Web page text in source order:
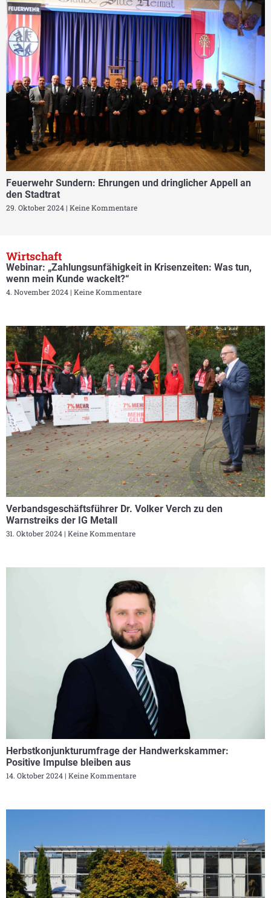
Feuerwehr Sundern: Ehrungen und dringlicher Appell an
den Stadtrat
29. Oktober 2024 Keine Kommentare
Wirtschaft
Webinar: „Zahlungsunfähigkeit in Krisenzeiten: Was tun,
wenn mein Kunde wackelt?“
4. November 2024 Keine Kommentare
Verbandsgeschäftsführer Dr. Volker Verch zu den
Warnstreiks der IG Metall
31. Oktober 2024 Keine Kommentare
Herbstkonjunkturumfrage der Handwerkskammer:
Positive Impulse bleiben aus
14. Oktober 2024 Keine Kommentare